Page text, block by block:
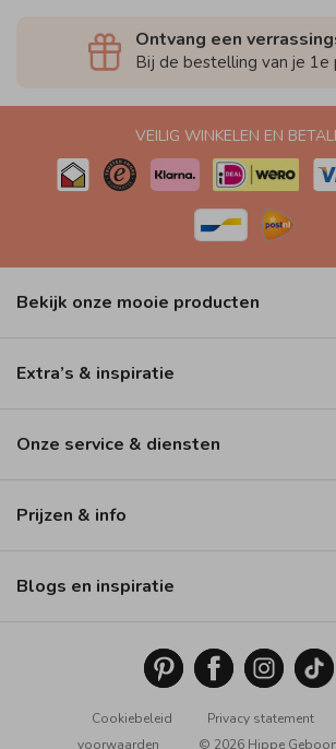
Ontvang een
Bij de bestelling van je 1e
VEILIG WINKELEN EN
Bekijk onze mooie producten
Extra’s & inspiratie
Onze service & diensten
Prijzen & info
Blogs en inspiratie
Cookiebeleid Privacy statement
voorwaarden
© 2026 Hippe